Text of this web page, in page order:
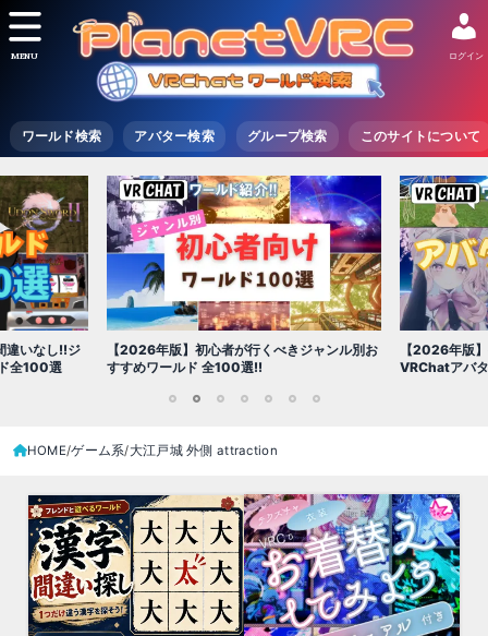
ワールド検索 アバター検索 グループ検索 このサイトについて
ログイン
MENU
ジャンル別お
【2026年版】初心者必見!!無料で使える
VRChatアバター（アバターワールド紹介）
【2026年版
世界を味わ
HOME ゲーム系 大江戸城 外側 attraction